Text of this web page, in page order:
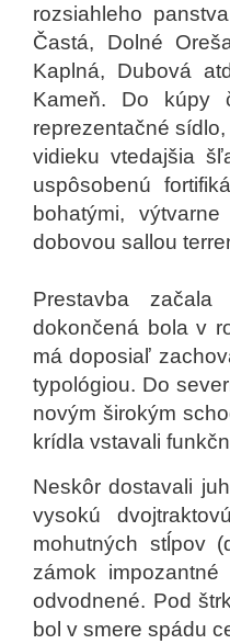
rozsiahleho
Častá, Dolné
Kaplná, Dubová
Kameň. Do kúpy
reprezentačné
vidieku vtedajšia
uspôsobenú
bohatými,
dobovou sallou
Prestavba
dokončená bola v
má doposiaľ
typológiou. Do
novým širokým
krídla vstavali
Neskôr dostavali
vysokú
mohutných stĺpov
zámok
odvodnené. Pod
bol v smere spádu